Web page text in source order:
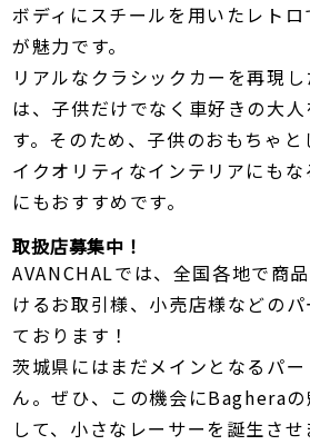
ボディにスチールを用いたレト
が魅力です。
リアルなクラシックカーを再現
は、子供だけでなく車好きの大
す。そのため、子供のおもちゃ
イクオリティなインテリアにも
にもおすすめです。
取扱店募集中！
AVANCHALでは、全国各地で商
けるお取引様、小売店様などの
ております！
茨城県にはまだメインとなるパ
ん。ぜひ、この機会にBaghera
して、小さなレーサーを誕生させ